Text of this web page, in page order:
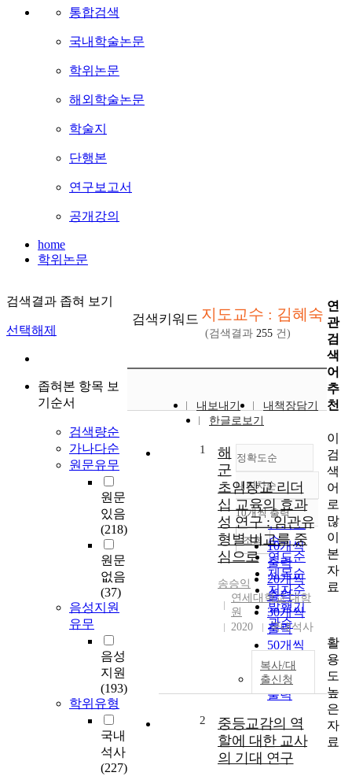
통합검색
국내학술논문
학위논문
해외학술논문
학술지
단행본
연구보고서
공개강의
home
학위논문
검색결과 좁혀 보기
선택해제
좁혀본 항목 보
기순서
검색량순
가나다순
원문유무
원문
있음
(218)
원문
없음
(37)
음성지원
유무
음성
지원
(193)
학위유형
국내
석사
(227)
검색키워드 지도교수 : 김혜숙
(검색결과 255 건)
내보내기
내책장담기
한글로보기
정확도순
정확도
순
인기도
순
연도순
제목순
저자순
발행기
관순
내림차순
내림차순
10개씩 출력
10개씩
출력
20개씩
출력
30개씩
출력
50개씩
출력
100개씩
출력
조회
1
해
군
초임장교 리더
십 교육의 효과
성 연구 : 임관유
형별 비교를 중
심으로
송승익
연세대학교 대학
원
2020
국내석사
복사/대
출신청
2
중등교감의 역
할에 대한 교사
의 기대 연구
연
관
검
색
어
추
천
이
검
색
어
로
많
이
본
자
료
활
용
도
높
은
자
료